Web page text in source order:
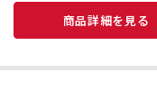
商品詳細を見る